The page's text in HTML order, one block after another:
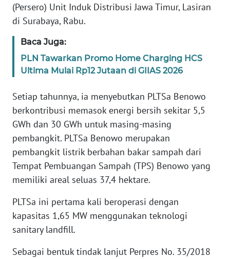
(Persero) Unit Induk Distribusi Jawa Timur, Lasiran
di Surabaya, Rabu.
Baca Juga:
PLN Tawarkan Promo Home Charging HCS
Ultima Mulai Rp12 Jutaan di GIIAS 2026
Setiap tahunnya, ia menyebutkan PLTSa Benowo
berkontribusi memasok energi bersih sekitar 5,5
GWh dan 30 GWh untuk masing-masing
pembangkit. PLTSa Benowo merupakan
pembangkit listrik berbahan bakar sampah dari
Tempat Pembuangan Sampah (TPS) Benowo yang
memiliki areal seluas 37,4 hektare.
PLTSa ini pertama kali beroperasi dengan
kapasitas 1,65 MW menggunakan teknologi
sanitary landfill.
Sebagai bentuk tindak lanjut Perpres No. 35/2018
DISCLAIMER
Wahana
Regional
SUMUT
WN
JAKARTA
JABAR
WN
NTT